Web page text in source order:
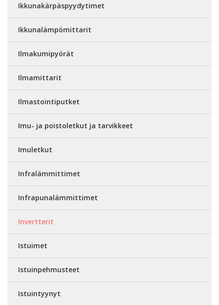
Ikkunakärpäspyydytimet
Ikkunalämpömittarit
Ilmakumipyörät
Ilmamittarit
Ilmastointiputket
Imu- ja poistoletkut ja tarvikkeet
Imuletkut
Infralämmittimet
Infrapunalämmittimet
Invertterit
Istuimet
Istuinpehmusteet
Istuintyynyt